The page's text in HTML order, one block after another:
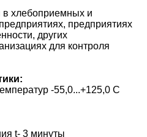
в хлебоприемных и
предприятиях
других
для контроля
-55,0...+125,0 С
t- 3 минуты